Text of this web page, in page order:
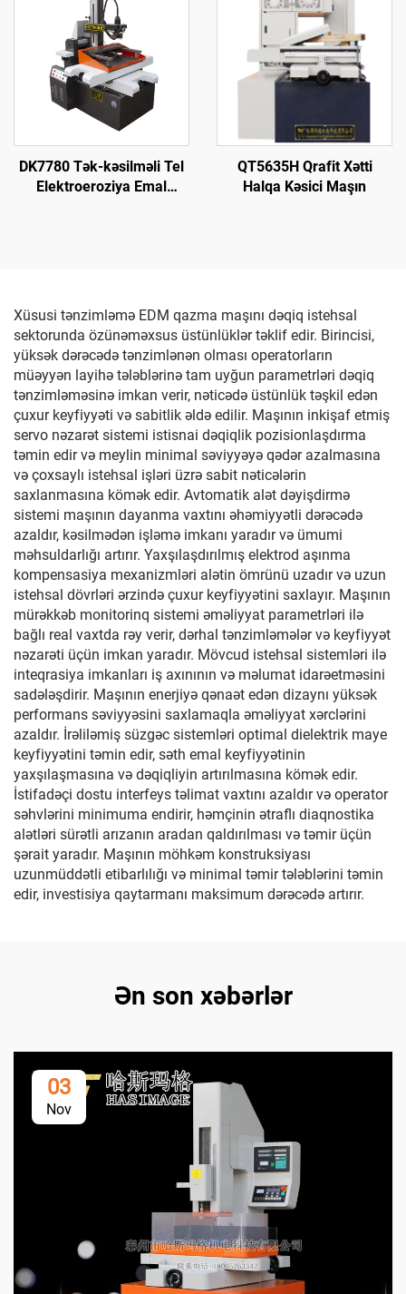
DK7780 Tək-kəsilməli Tel
Elektroeroziya Emal
QT5635H Qrafit Xətti
Halqa Kəsici Maşın
Xüsusi tənzimləmə EDM qazma maşını dəqiq istehsal
sektorunda özünəməxsus üstünlüklər təklif edir. Birincisi,
yüksək dərəcədə tənzimlənən olması operatorların
müəyyən layihə tələblərinə tam uyğun parametrləri dəqiq
tənzimləməsinə imkan verir, nəticədə üstünlük təşkil edən
çuxur keyfiyyəti və sabitlik əldə edilir. Maşının inkişaf etmiş
servo nəzarət sistemi istisnai dəqiqlik pozisionlaşdırma
təmin edir və meylin minimal səviyyəyə qədər azalmasına
və çoxsaylı istehsal işləri üzrə sabit nəticələrin
saxlanmasına kömək edir. Avtomatik alət dəyişdirmə
sistemi maşının dayanma vaxtını əhəmiyyətli dərəcədə
azaldır, kəsilmədən işləmə imkanı yaradır və ümumi
məhsuldarlığı artırır. Yaxşılaşdırılmış elektrod aşınma
kompensasiya mexanizmləri alətin ömrünü uzadır və uzun
istehsal dövrləri ərzində çuxur keyfiyyətini saxlayır. Maşının
mürəkkəb monitorinq sistemi əməliyyat parametrləri ilə
bağlı real vaxtda rəy verir, dərhal tənzimləmələr və keyfiyyət
nəzarəti üçün imkan yaradır. Mövcud istehsal sistemləri ilə
inteqrasiya imkanları iş axınının və məlumat idarəetməsini
sadələşdirir. Maşının enerjiyə qənaət edən dizaynı yüksək
performans səviyyəsini saxlamaqla əməliyyat xərclərini
azaldır. İrəliləmiş süzgəc sistemləri optimal dielektrik maye
keyfiyyətini təmin edir, səth emal keyfiyyətinin
yaxşılaşmasına və dəqiqliyin artırılmasına kömək edir.
İstifadəçi dostu interfeys təlimat vaxtını azaldır və operator
səhvlərini minimuma endirir, həmçinin ətraflı diaqnostika
alətləri sürətli arızanın aradan qaldırılması və təmir üçün
şərait yaradır. Maşının möhkəm konstruksiyası
uzunmüddətli etibarlılığı və minimal təmir tələblərini təmin
edir, investisiya qaytarmanı maksimum dərəcədə artırır.
Ən son xəbərlər
03
Nov